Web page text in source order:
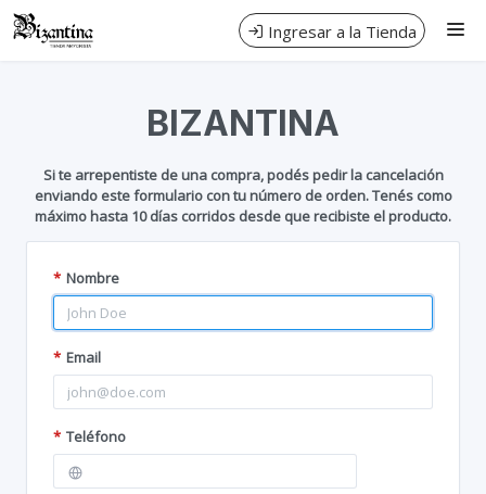
Nos dedicamos al diseño, fabricación y venta de pisos,
revestimientos y bachas de marmol y vidrio .Ingresar a la Tienda
DISTRIBUIDORES & OBRAS
SOLICITAR CUENTA
BIZANTINA
Si te arrepentiste de una compra, podés pedir la cancelación
enviando este formulario con tu número de orden. Tenés como
máximo hasta 10 días corridos desde que recibiste el producto.
* Nombre
* Email
* Teléfono